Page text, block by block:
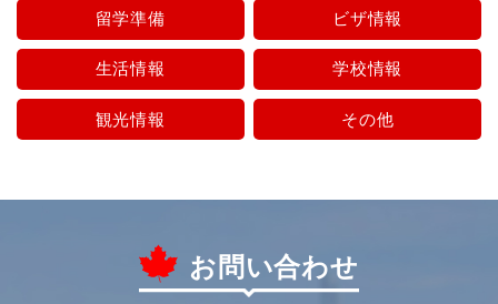
留学準備 ビザ情報
生活情報 学校情報
観光情報 その他
お問い合わせ